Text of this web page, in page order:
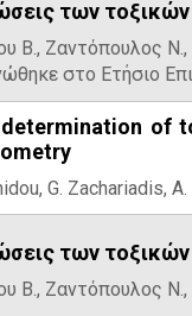
των
Β., Ζαντόπουλος
στο Ετήσιο
of
G. Zachariadis,
των
Β., Ζαντόπουλος